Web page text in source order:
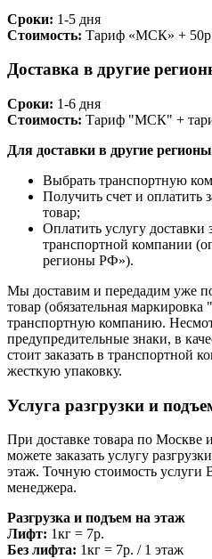
Сроки: 1-5 дня
Стоимость: Тариф «МСК» +
Доставка в другие
Сроки: 1-6 дня
Стоимость: Тариф "МСК" +
Для доставки в другие
Выбрать транспортную
Получить счет и оплатить
товар;
Оплатить услугу доставки
транспортной компании
регионы РФ»).
Мы доставим и передадим уже
товар (обязательная
транспортную компанию.
предупредительные знаки, в
стоит заказать в транспортной
жесткую упаковку.
Услуга разгрузки и
При доставке товара по Москве
можете заказать услугу
этаж. Точную стоимость услуги
менеджера.
Разгрузка и подъем на этаж
Лифт: 1кг = 7р.
Без лифта: 1кг = 7р. / 1 этаж